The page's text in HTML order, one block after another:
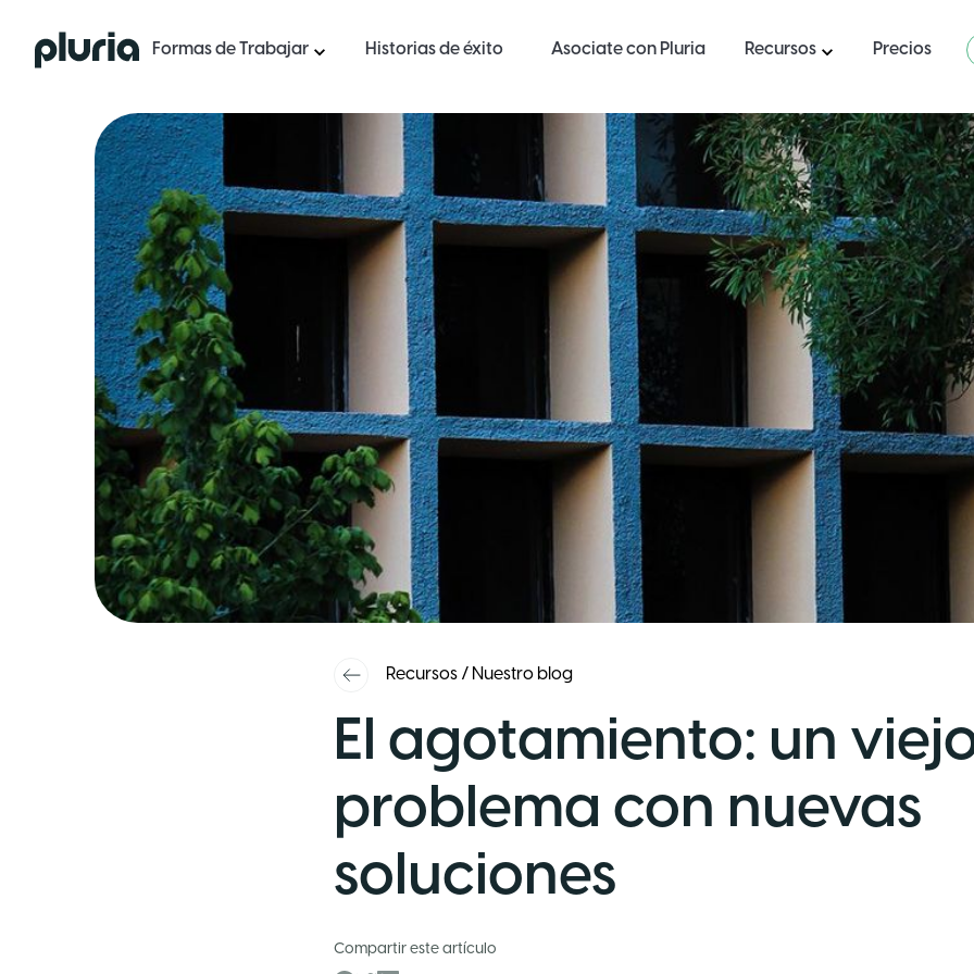
Logo Pluria Formas de Trabajar Historias de éxito Asociate con Pluria Recursos Precios
Recursos / Nuestro blog
El agotamiento: un
problema con nuevas
soluciones
Compartir este artículo